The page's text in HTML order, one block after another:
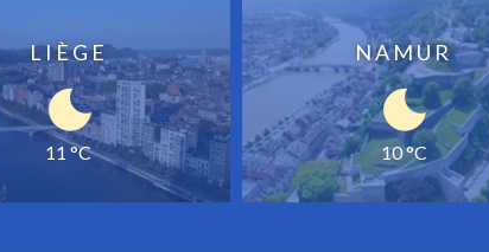
LIÈGE
11 °C
NAMUR
10 °C